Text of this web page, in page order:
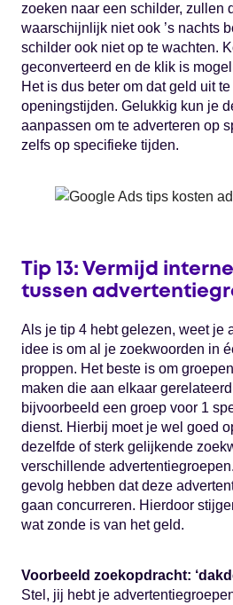
zoeken naar een schilder, zullen
waarschijnlijk niet ook ’s nachts
schilder ook niet op te wachten.
geconverteerd en de klik is
Het is dus beter om dat geld uit
openingstijden. Gelukkig kun je
aanpassen om te adverteren op
zelfs op specifieke tijden.
Tip 13: Vermijd
tussen
Als je tip 4 hebt gelezen, weet je
idee is om al je zoekwoorden in
proppen. Het beste is om
maken die aan elkaar
bijvoorbeeld een groep voor 1
dienst. Hierbij moet je wel goed
dezelfde of sterk gelijkende
verschillende
gevolg hebben dat deze
gaan concurreren. Hierdoor
wat zonde is van het geld.
Voorbeeld zoekopdracht:
Stel, jij hebt je